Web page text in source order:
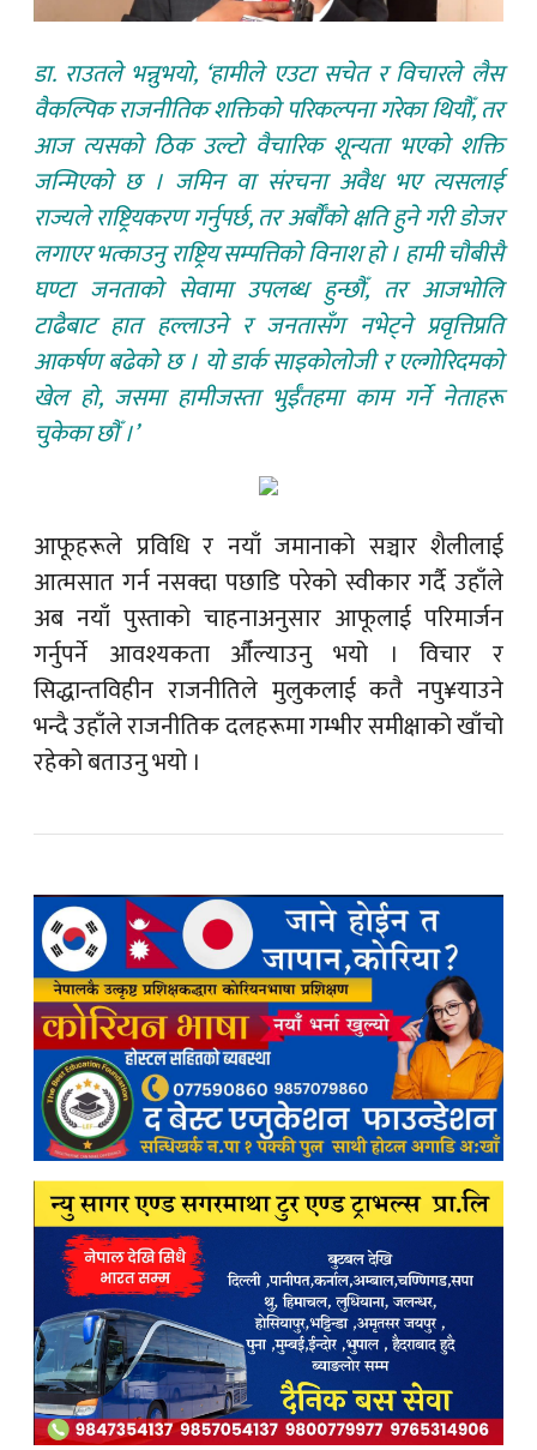
डा. राउतले भन्नुभयो, ‘हामीले एउटा सचेत र विचारले लैस
वैकल्पिक राजनीतिक शक्तिको परिकल्पना गरेका थियौँ, तर
आज त्यसको ठिक उल्टो वैचारिक शून्यता भएको शक्ति
जन्मिएको छ । जमिन वा संरचना अवैध भए त्यसलाई
राज्यले राष्ट्रियकरण गर्नुपर्छ, तर अर्बौँको क्षति हुने गरी डोजर
लगाएर भत्काउनु राष्ट्रिय सम्पत्तिको विनाश हो । हामी चौबीसै
घण्टा जनताको सेवामा उपलब्ध हुन्छौँ, तर आजभोलि
टाढैबाट हात हल्लाउने र जनतासँग नभेट्ने प्रवृत्तिप्रति
आकर्षण बढेको छ । यो डार्क साइकोलोजी र एल्गोरिदमको
खेल हो, जसमा हामीजस्ता भुईँतहमा काम गर्ने नेताहरू
चुकेका छौँ ।’
आफूहरूले प्रविधि र नयाँ जमानाको सञ्चार शैलीलाई
आत्मसात गर्न नसक्दा पछाडि परेको स्वीकार गर्दै उहाँले
अब नयाँ पुस्ताको चाहनाअनुसार आफूलाई परिमार्जन
गर्नुपर्ने आवश्यकता औँल्याउनु भयो । विचार र
सिद्धान्तविहीन राजनीतिले मुलुकलाई कतै नपु¥याउने
भन्दै उहाँले राजनीतिक दलहरूमा गम्भीर समीक्षाको खाँचो
रहेको बताउनु भयो ।